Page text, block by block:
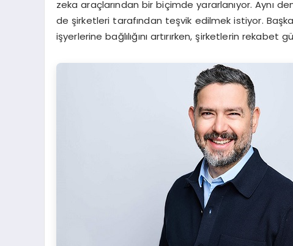
zeka araçlarından bir biçimde yararlanıyor. Aynı
de şirketleri tarafından teşvik edilmek istiyor.
işyerlerine bağlılığını artırırken, şirketlerin